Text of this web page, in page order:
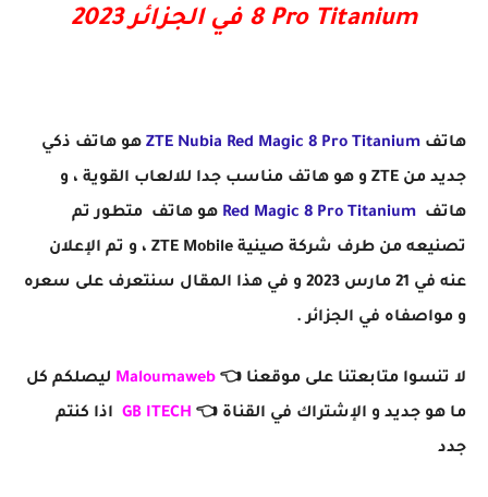
8 Pro Titanium في الجزائر 2023
هاتف ZTE Nubia Red Magic 8 Pro Titanium هو هاتف ذكي
جديد من ZTE و هو هاتف مناسب جدا للالعاب القوية ، و
هاتف Red Magic 8 Pro Titanium هو هاتف متطور تم
تصنيعه من طرف شركة صينية ZTE Mobile ، و تم الإعلان
عنه في 21 مارس 2023 و في هذا المقال سنتعرف على سعره
و مواصفاه في الجزائر .
لا تنسوا متابعتنا على موقعنا 👈 Maloumaweb ليصلكم كل
ما هو جديد و الإشتراك في القناة 👈 GB ITECH اذا كنتم
جدد